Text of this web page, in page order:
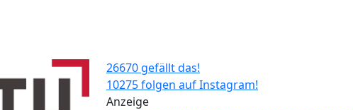
26670 gefällt das!
10275 folgen auf Instagram!
Anzeige